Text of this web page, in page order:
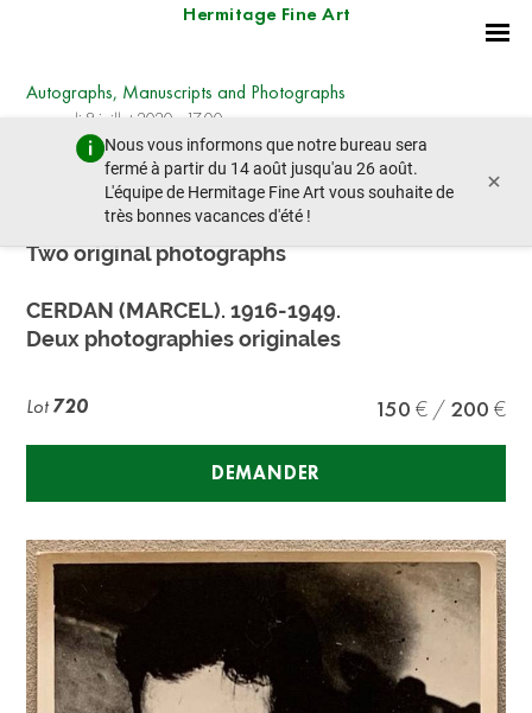
Hermitage Fine Art
Nous vous informons que notre bureau sera
fermé à partir du 14 août jusqu'au 26 août.
L'équipe de Hermitage Fine Art vous souhaite de
très bonnes vacances d'été !
×
Autographs, Manuscripts and Photographs
mercredi 8 juillet 2020 - 17:00
lot précédent lot suivant
CERDAN (MARCEL). 1916-1949.
Two original photographs
CERDAN (MARCEL). 1916-1949.
Deux photographies originales
Lot720 150 200
DEMANDER